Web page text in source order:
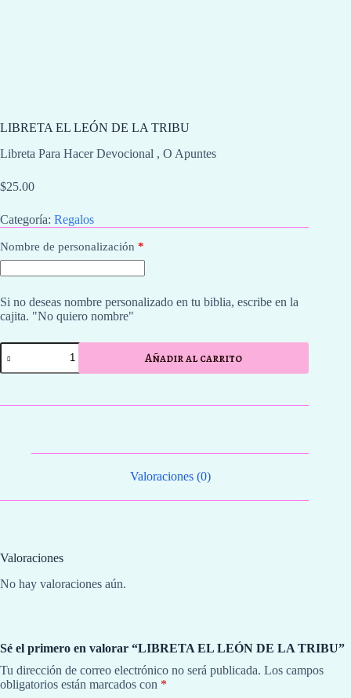
LIBRETA EL LEÓN DE LA TRIBU
Libreta Para Hacer Devocional , O Apuntes
$25.00
Categoría: Regalos
Nombre de personalización *
Si no deseas nombre personalizado en tu biblia, escribe en la
cajita. "No quiero nombre"
LIBRETA
EL
LEÓN
Añadir al carrito
Valoraciones (0)
Valoraciones
No hay valoraciones aún.
Sé el primero en valorar “LIBRETA EL LEÓN DE LA TRIBU”
Tu dirección de correo electrónico no será publicada. Los campos
obligatorios están marcados con *